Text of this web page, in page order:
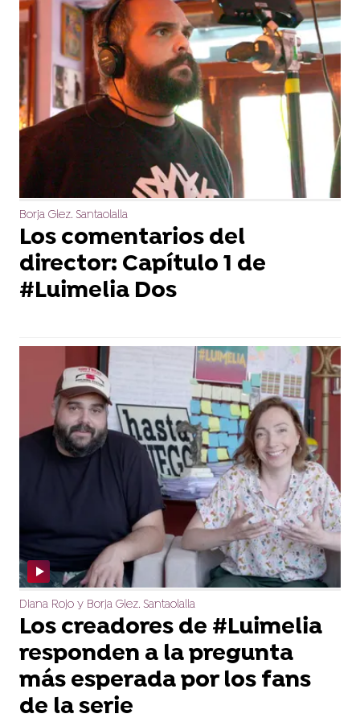
Borja Glez. Santaolalla
Los comentarios del
director: Capítulo 1 de
#Luimelia Dos
Diana Rojo y Borja Glez. Santaolalla
Los creadores de #Luimelia
responden a la pregunta
más esperada por los fans
de la serie